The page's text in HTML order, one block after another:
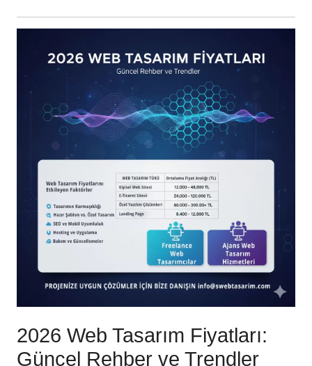
2026 Web Tasarım Fiyatları:
Güncel Rehber ve Trendler